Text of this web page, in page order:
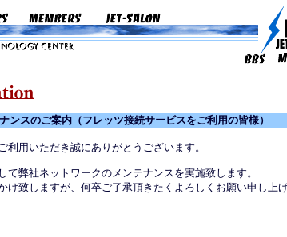
ンスのご案内（フレッツ接続サービスをご利用の皆様）
利用いただき誠にありがとうございます。
て弊社ネットワークのメンテナンスを実施致します。
け致しますが、何卒ご了承頂きたくよろしくお願い申し上